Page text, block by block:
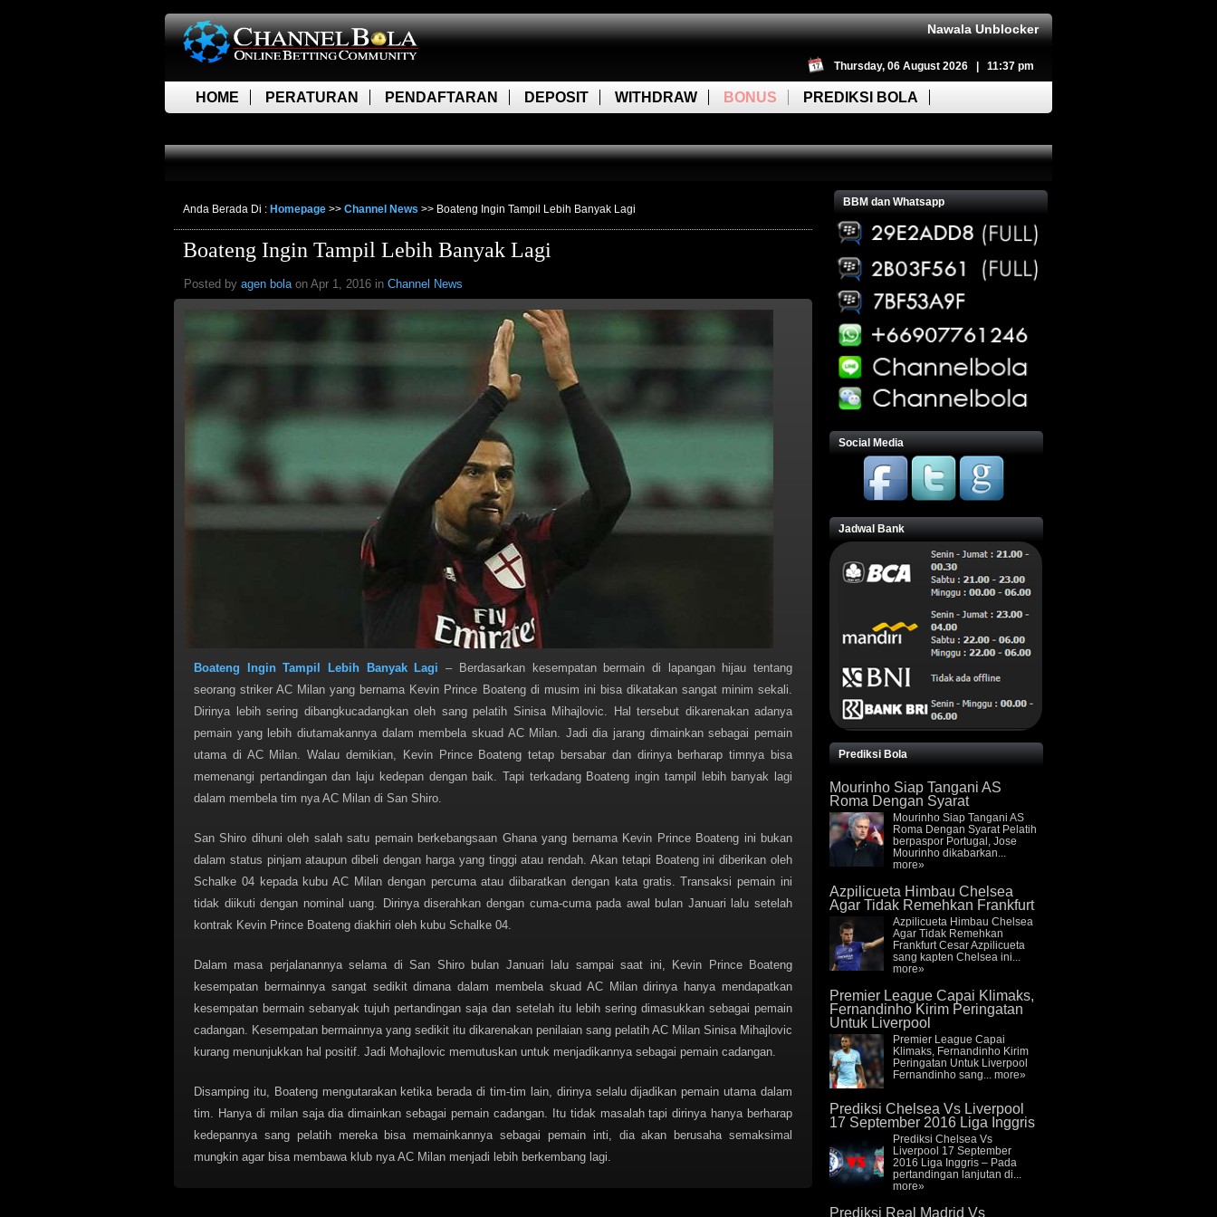
Nawala Unblocker
Thursday, 06 August 2026 | 11:37 pm
HOME PERATURAN PENDAFTARAN DEPOSIT WITHDRAW BONUS PREDIKSI BOLA
Anda Berada Di : Homepage >> Channel News >> Boateng Ingin Tampil Lebih Banyak Lagi
Boateng Ingin Tampil Lebih Banyak Lagi
Posted by agen bolaon Apr 1, 2016 in Channel News
Boateng Ingin Tampil Lebih Banyak Lagi – Berdasarkan kesempatan bermain di lapangan hijau tentang
seorang striker AC Milan yang bernama Kevin Prince Boateng di musim ini bisa dikatakan sangat minim sekali.
Dirinya lebih sering dibangkucadangkan oleh sang pelatih Sinisa Mihajlovic. Hal tersebut dikarenakan adanya
pemain yang lebih diutamakannya dalam membela skuad AC Milan. Jadi dia jarang dimainkan sebagai pemain
utama di AC Milan. Walau demikian, Kevin Prince Boateng tetap bersabar dan dirinya berharap timnya bisa
memenangi pertandingan dan laju kedepan dengan baik. Tapi terkadang Boateng ingin tampil lebih banyak lagi
dalam membela tim nya AC Milan di San Shiro.
San Shiro dihuni oleh salah satu pemain berkebangsaan Ghana yang bernama Kevin Prince Boateng ini bukan
dalam status pinjam ataupun dibeli dengan harga yang tinggi atau rendah. Akan tetapi Boateng ini diberikan oleh
Schalke 04 kepada kubu AC Milan dengan percuma atau diibaratkan dengan kata gratis. Transaksi pemain ini
tidak diikuti dengan nominal uang. Dirinya diserahkan dengan cuma-cuma pada awal bulan Januari lalu setelah
kontrak Kevin Prince Boateng diakhiri oleh kubu Schalke 04.
Dalam masa perjalanannya selama di San Shiro bulan Januari lalu sampai saat ini, Kevin Prince Boateng
kesempatan bermainnya sangat sedikit dimana dalam membela skuad AC Milan dirinya hanya mendapatkan
kesempatan bermain sebanyak tujuh pertandingan saja dan setelah itu lebih sering dimasukkan sebagai pemain
cadangan. Kesempatan bermainnya yang sedikit itu dikarenakan penilaian sang pelatih AC Milan Sinisa Mihajlovic
kurang menunjukkan hal positif. Jadi Mohajlovic memutuskan untuk menjadikannya sebagai pemain cadangan.
Disamping itu, Boateng mengutarakan ketika berada di tim-tim lain, dirinya selalu dijadikan pemain utama dalam
tim. Hanya di milan saja dia dimainkan sebagai pemain cadangan. Itu tidak masalah tapi dirinya hanya berharap
kedepannya sang pelatih mereka bisa memainkannya sebagai pemain inti, dia akan berusaha semaksimal
mungkin agar bisa membawa klub nya AC Milan menjadi lebih berkembang lagi.
BBM dan Whatsapp
Social Media
Jadwal Bank
Prediksi Bola
Mourinho Siap Tangani AS
Roma Dengan Syarat
Mourinho Siap Tangani AS
Roma Dengan Syarat Pelatih
berpaspor Portugal, Jose
Mourinho dikabarkan...
more»
Azpilicueta Himbau Chelsea
Agar Tidak Remehkan Frankfurt
Azpilicueta Himbau Chelsea
Agar Tidak Remehkan
Frankfurt Cesar Azpilicueta
sang kapten Chelsea ini...
more»
Premier League Capai Klimaks,
Fernandinho Kirim Peringatan
Untuk Liverpool
Premier League Capai
Klimaks, Fernandinho Kirim
Peringatan Untuk Liverpool
Fernandinho sang... more»
Prediksi Chelsea Vs Liverpool
17 September 2016 Liga Inggris
Prediksi Chelsea Vs
Liverpool 17 September
2016 Liga Inggris – Pada
pertandingan lanjutan di...
more»
Prediksi Real Madrid Vs